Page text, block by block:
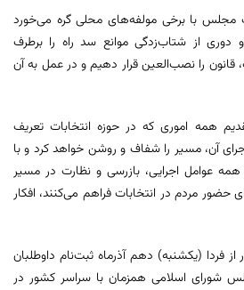
مجلس با برخی مولفه‌های محلی گره می‌خورد
دوری از شتاب‌زدگی موانع سد راه را برطرف
قانون را نصب‌العین قرار دهیم و در عمل به آن
همه اموری که در حوزه انتخابات تعریف
آن، مسیر را شفاف و روشن خواهد کرد و با
همه عوامل اجرایی، بازرسی و نظارت در مسیر
حضور مردم در انتخابات فراهم می‌کنند، افکار
فردا (یکشنبه) دهم آذرماه ثبت‌نام داوطلبان
شورای اسلامی همزمان با سراسر کشور در